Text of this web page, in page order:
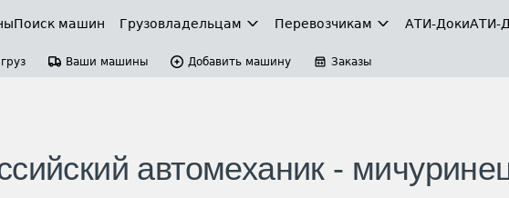
Поиск машин Грузовладельцам Перевозчикам АТИ-ДокиАТИ-
Ваши машины Добавить машину Заказы
автомеханик -